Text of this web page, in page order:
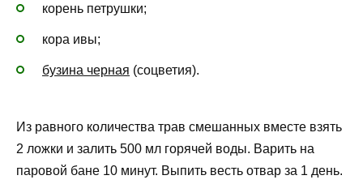
корень петрушки;
кора ивы;
бузина черная (соцветия).
Из равного количества трав смешанных вместе взять
2 ложки и залить 500 мл горячей воды. Варить на
паровой бане 10 минут. Выпить весть отвар за 1 день.